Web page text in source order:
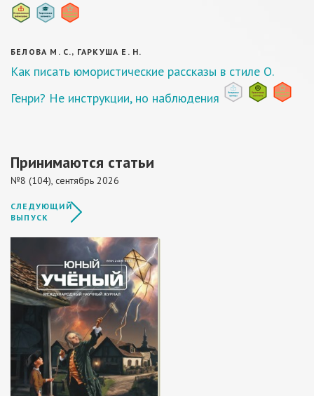
БЕЛОВА М. С., ГАРКУША Е. Н.
Как писать юмористические рассказы в стиле О.
Генри? Не инструкции, но наблюдения
Принимаются статьи
№8 (104), сентябрь 2026
СЛЕДУЮЩИЙ
ВЫПУСК